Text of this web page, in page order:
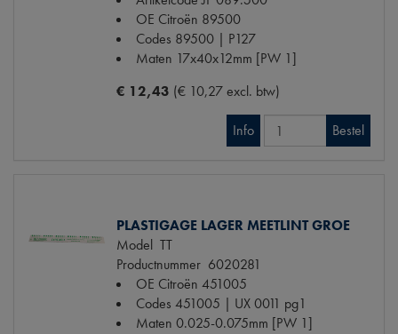
OE Citroën 89500
Codes 89500 | P127
Maten 17x40x12mm [PW 1]
€ 12,43 (€ 10,27 excl. btw)
Info Bestel
PLASTIGAGE LAGER MEETLINT GROE
Model TT
Productnummer 6020281
OE Citroën 451005
Codes 451005 | UX 0011 pg1
Maten 0.025-0.075mm [PW 1]